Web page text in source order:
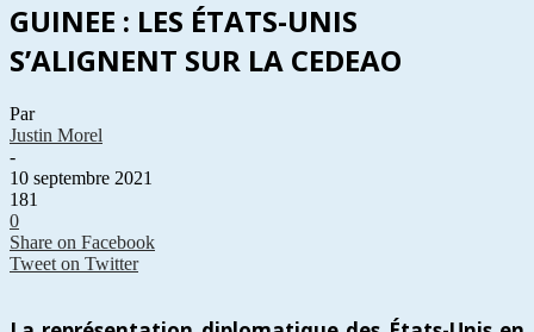
GUINEE : LES ÉTATS-UNIS
S’ALIGNENT SUR LA CEDEAO
Par
Justin Morel
-
10 septembre 2021
181
0
Share on Facebook
Tweet on Twitter